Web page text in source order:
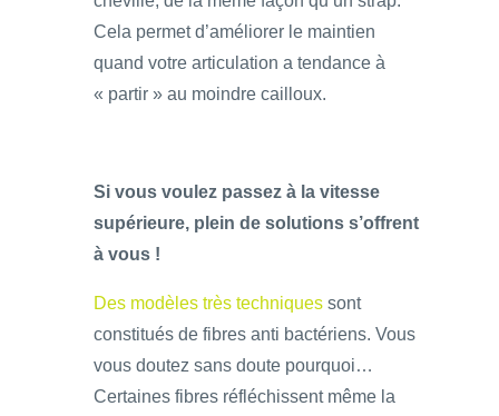
Cela permet d’améliorer le maintien
quand votre articulation a tendance à
« partir » au moindre cailloux.
Si vous voulez passez à la vitesse
supérieure, plein de solutions s’offrent
à vous !
Des modèles très techniques sont
constitués de fibres anti bactériens. Vous
vous doutez sans doute pourquoi…
Certaines fibres réfléchissent même la